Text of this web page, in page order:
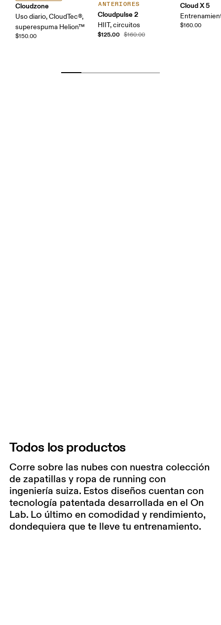
Cloudzone
Uso diario, CloudTec®,
superespuma Helion™
$150.00
ANTERIORES
Cloudpulse 2
HIIT, circuitos
$125.00 $160.00
Cloud X 5
$160.00
Todos los productos
Corre sobre las nubes con nuestra colección
de zapatillas y ropa de running con
ingeniería suiza. Estos diseños cuentan con
tecnología patentada desarrollada en el On
Lab. Lo último en comodidad y rendimiento,
dondequiera que te lleve tu entrenamiento.